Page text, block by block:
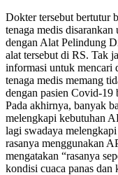
Dokter tersebut bertutur
tenaga medis
dengan Alat Pelindung
alat tersebut di RS. Tak
informasi untuk mencari
tenaga medis memang
dengan pasien Covid-
Pada akhirnya, banyak
melengkapi kebutuhan
lagi swadaya
rasanya menggunakan
mengatakan “rasanya
kondisi cuaca panas dan